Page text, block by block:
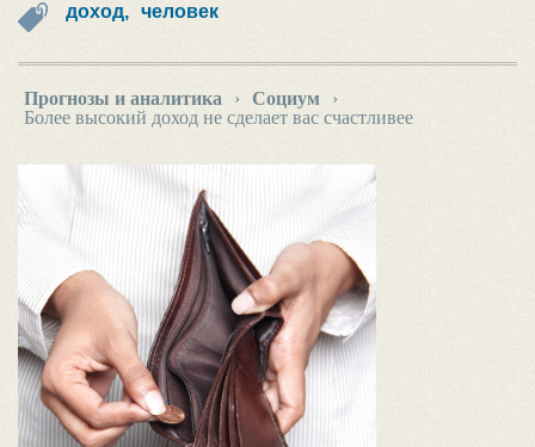
доход, человек
Прогнозы и аналитика › Социум
›
Более высокий доход не сделает вас счастливее